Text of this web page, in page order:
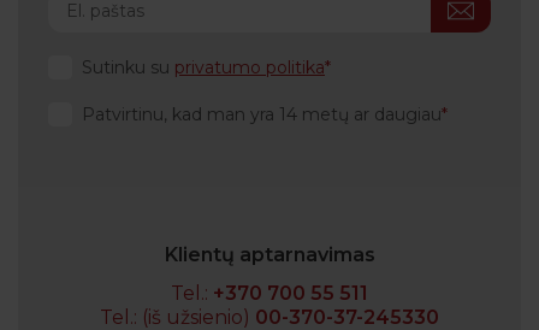
Sutinku su privatumo politika
Patvirtinu, kad man yra 14 metų ar daugiau
Klientų aptarnavimas
Tel.: +370 700 55 511
Tel.: (iš užsienio) 00-370-37-245330